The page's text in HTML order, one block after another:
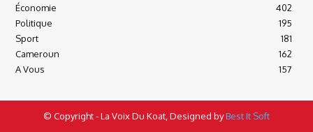
Économie
402
Politique
195
Sport
181
Cameroun
162
A Vous
157
© Copyright - La Voix Du Koat, Designed byBest It Soft